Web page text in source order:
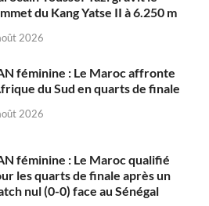
du Kang Yatse II à 6.250 m
2026
féminine : Le Maroc affronte
du Sud en quarts de finale
2026
féminine : Le Maroc qualifié
les quarts de finale après un
nul (0-0) face au Sénégal